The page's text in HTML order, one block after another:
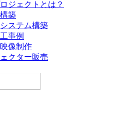
ジェクトとは？
築
ステム構築
事例
像制作
クター販売